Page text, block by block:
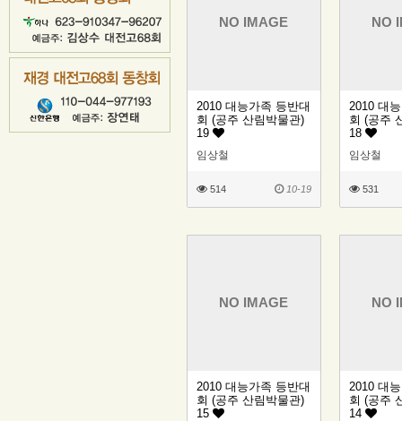
NO IMAGE
2010 대능가족 등반대
회 (공주 산림박물관)
19
임상철
10-19
514
NO
2010 대
회 (공주
18
임상철
531
NO IMAGE
2010 대능가족 등반대
회 (공주 산림박물관)
15
NO
2010 대
회 (공주
14